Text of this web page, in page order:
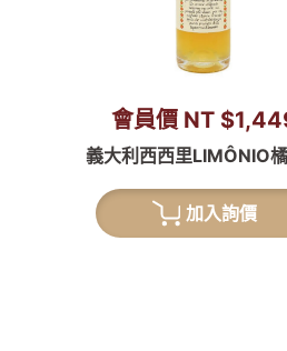
會員價 NT
義大利西西里LIMÔNIO
加入詢價